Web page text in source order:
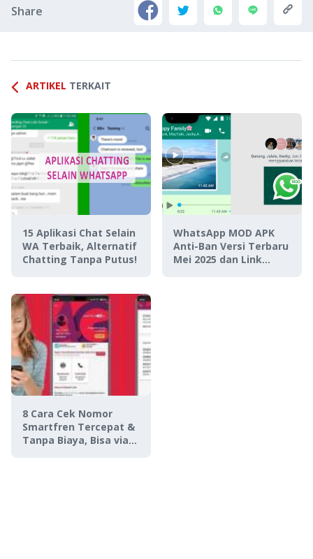
Share
ARTIKEL TERKAIT
15 Aplikasi Chat Selain
WA Terbaik, Alternatif
Chatting Tanpa Putus!
WhatsApp MOD APK
Anti-Ban Versi Terbaru
Mei 2025 dan Link
8 Cara Cek Nomor
Smartfren Tercepat &
Tanpa Biaya, Bisa via